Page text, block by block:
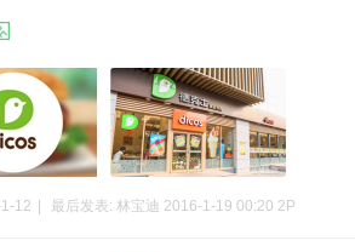
12 最后发表: 林宝迪 2016-1-19 00:20 2P